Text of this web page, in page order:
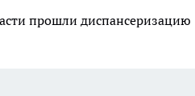
прошли диспансеризацию